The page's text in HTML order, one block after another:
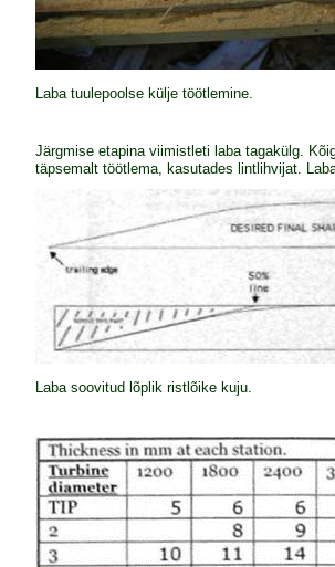
Laba tuulepoolse külje töötlemine.
Järgmise etapina viimistleti laba tagakülg.
täpsemalt töötlema, kasutades lintlihvijat.
Laba soovitud lõplik ristlõike kuju.